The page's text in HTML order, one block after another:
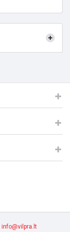
info@vilpra.lt